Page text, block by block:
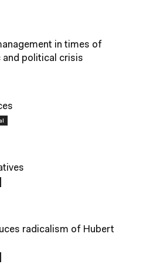
in times of
and political crisis
radicalism of Hubert